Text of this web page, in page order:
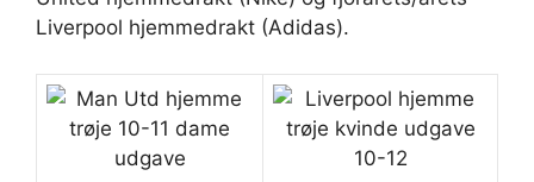
Liverpool hjemmedrakt (Adidas).